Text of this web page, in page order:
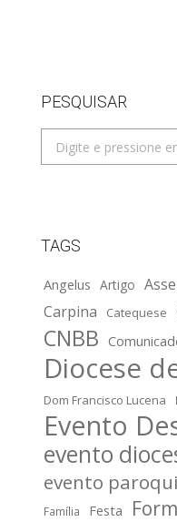
PESQUISAR
Search:
TAGS
Angelus Artigo
Carpina Catequese
CNBB
Diocese
Dom Francisco Lucena
Evento
evento
evento
Família Festa